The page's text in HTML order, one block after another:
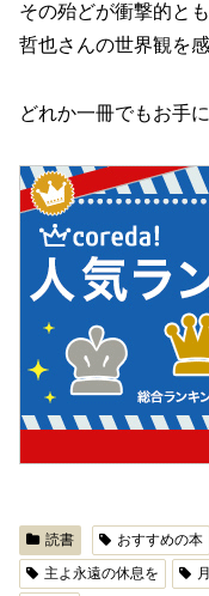
その殆どが衝撃的と
哲也さんの世界観を
どれか一冊でもお手
読書 おすすめの本
主よ永遠の休息を